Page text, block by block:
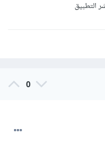
0